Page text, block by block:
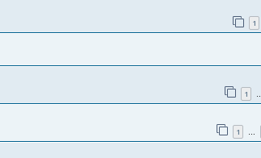
1
1
1